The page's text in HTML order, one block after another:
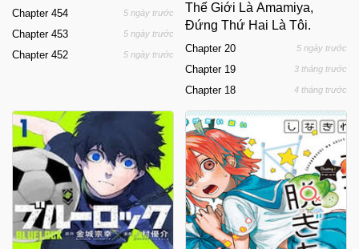
Chapter 454 5 ngày trước
Chapter 453 5 ngày trước
Chapter 452 5 ngày trước
Thế Giới Là Amamiya,
Đứng Thứ Hai Là Tôi.
Chapter 20 5 ngày trước
Chapter 19 3 tháng trước
Chapter 18 4 tháng trước